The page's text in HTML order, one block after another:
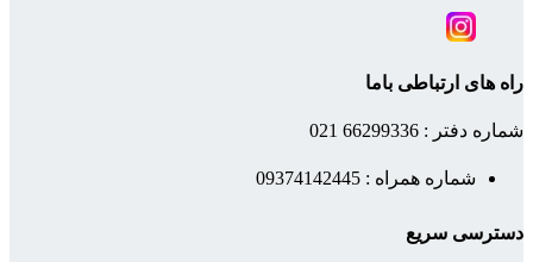
راه های ارتباطی باما
شماره دفتر : 66299336 021
شماره همراه : 09374142445
دسترسی سریع